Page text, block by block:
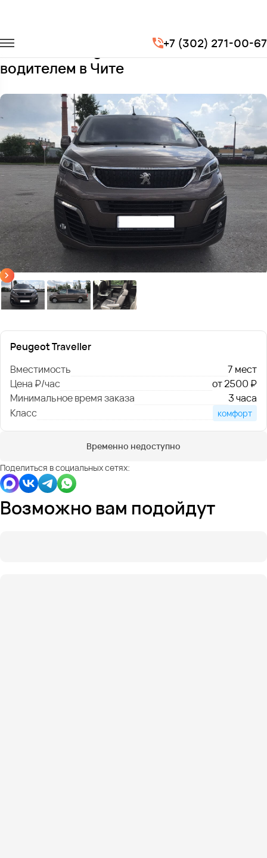
+7 (302) 271-00-67
Peugeot Traveller
Заказать Peugeot Traveller с
водителем в Чите
Peugeot Traveller
Вместимость
7 мест
Цена ₽/час
от 2500 ₽
Минимальное время заказа
3 часа
Класс
комфорт
Временно недоступно
Поделиться в социальных сетях:
Возможно вам подойдут